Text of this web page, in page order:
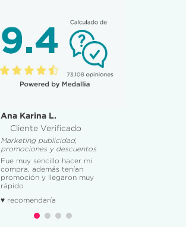
Ana Karina L.
Cliente Verificado
Marketing publicidad,
promociones y descuentos
Fue muy sencillo hacer mi
compra, además tenían
promoción y llegaron muy
rápido
♥ recomendaría